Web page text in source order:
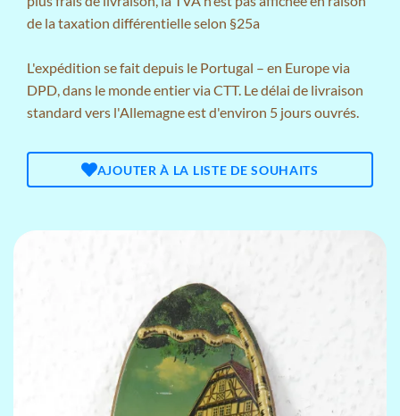
de la taxation différentielle selon §25a
L'expédition se fait depuis le Portugal – en Europe via
DPD, dans le monde entier via CTT. Le délai de livraison
standard vers l'Allemagne est d'environ 5 jours ouvrés.
AJOUTER À LA LISTE DE SOUHAITS